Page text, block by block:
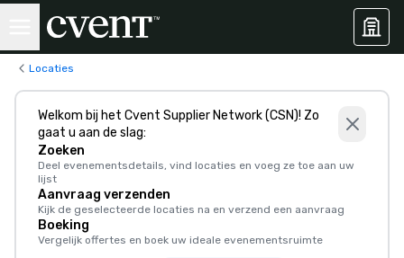
Locaties
Welkom bij het Cvent Supplier Network (CSN)! Zo
gaat u aan de slag:
Zoeken
Deel evenementsdetails, vind locaties en voeg ze toe aan uw
lijst
Aanvraag verzenden
Kijk de geselecteerde locaties na en verzend een aanvraag
Boeking
Vergelijk offertes en boek uw ideale evenementsruimte